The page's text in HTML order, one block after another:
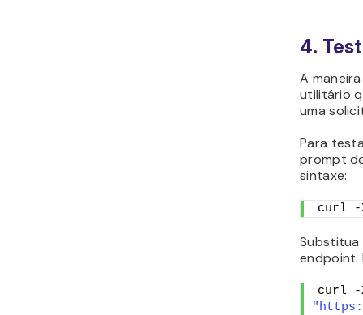
4.
A
utilitário
uma
Para
prompt
sintaxe:
curl -
Substitua
endpoint.